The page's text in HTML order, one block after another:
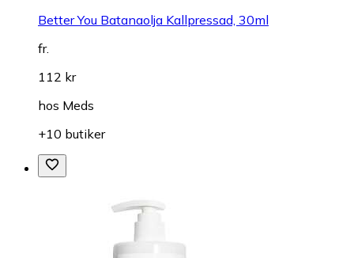
Better You Batanaolja Kallpressad, 30ml
fr.
112 kr
hos Meds
+10 butiker